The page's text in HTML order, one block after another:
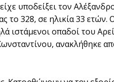
υποδείξει τον
το 328, σε ηλικία 33 ετών.
ιστάμενοι οπαδοί του
ανακλήθηκε